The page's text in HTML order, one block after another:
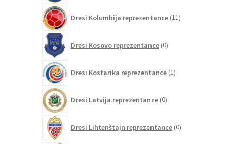
Dresi Kolumbija reprezentance 11izdelkov
Dresi Kosovo reprezentance 0izdelkov
Dresi Kostarika reprezentance 1izdelek
Dresi Latvija reprezentance 0izdelkov
Dresi Lihtenštajn reprezentance 0izdelkov